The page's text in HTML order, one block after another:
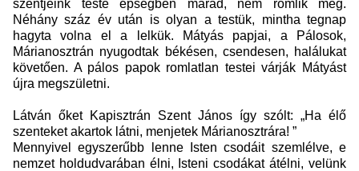
szentjeink teste épségben marad, nem romlik meg.
Néhány száz év után is olyan a testük, mintha tegnap
hagyta volna el a lelkük. Mátyás papjai, a Pálosok,
Márianosztrán nyugodtak békésen, csendesen, halálukat
követően. A pálos papok romlatlan testei várják Mátyást
újra megszületni.
Látván őket Kapisztrán Szent János így szólt: „Ha élő
szenteket akartok látni, menjetek Márianosztrára! ”
Mennyivel egyszerűbb lenne Isten csodáit szemlélve, e
nemzet holdudvarában élni, Isteni csodákat átélni, velünk